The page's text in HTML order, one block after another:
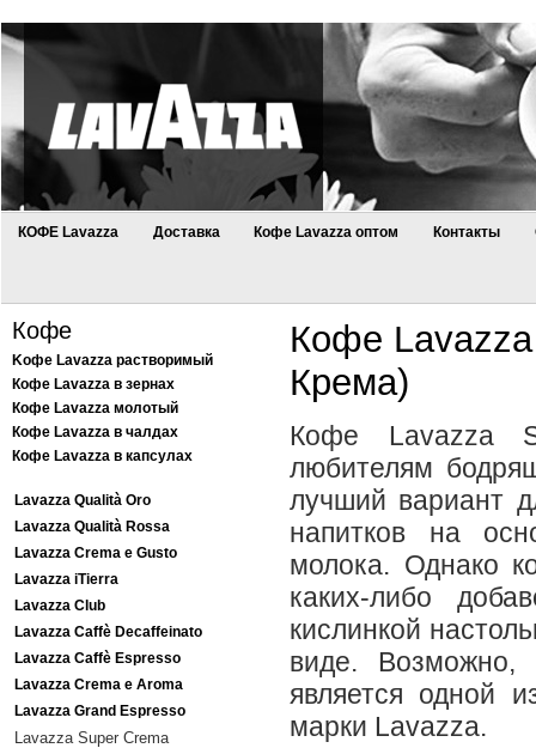
КОФЕ Lavazza Доставка Кофе Lavazza оптом Контакты
Кофе
Kофе Lavazza растворимый
Кофе Lavazza в зернах
Кофе Lavazza молотый
Кофе Lavazza в чалдах
Кофе Lavazza в капсулах
Lavazza Qualità Oro
Lavazza Qualità Rossa
Lavazza Crema e Gusto
Lavazza iTierra
Lavazza Club
Lavazza Caffè Decaffeinato
Lavazza Caffè Espresso
Lavazza Crema e Aroma
Lavazza Grand Espresso
Lavazza Super Crema
Кофе
Крема)
Кофе Lavazza
любителям
лучший вариант
напитков на
молока. Однако
каких-либо
кислинкой
виде. Возможно,
является одной
марки Lavazza.